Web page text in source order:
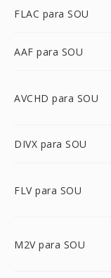
FLAC para SOU
AAF para SOU
AVCHD para SOU
DIVX para SOU
FLV para SOU
M2V para SOU